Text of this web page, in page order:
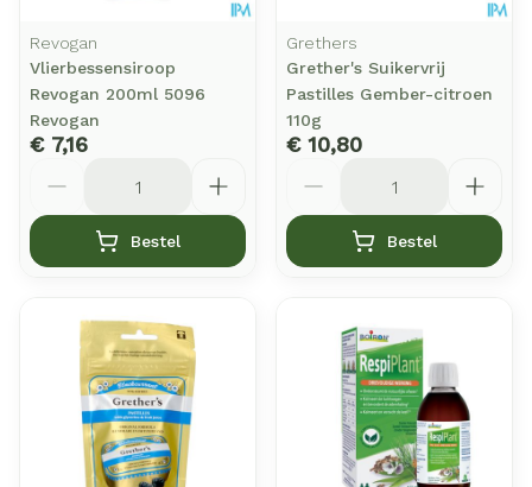
Revogan
Vlierbessensiroop
Revogan 200ml 5096
Revogan
€ 7,16
Bestel
Grethers
Grether's Suikervrij
Pastilles Gember-citroen
110g
€ 10,80
Bestel